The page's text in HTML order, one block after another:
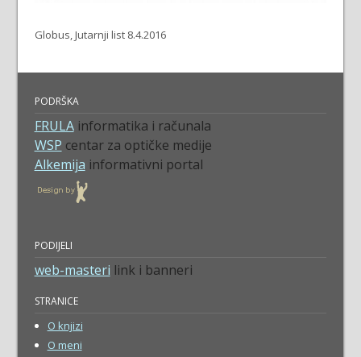
Globus, Jutarnji list 8.4.2016
PODRŠKA
FRULAinformatika i računala
WSP centar za optičke medije
Alkemija informativni portal
PODIJELI
web-masteri link i banneri
STRANICE
O knjizi
O meni